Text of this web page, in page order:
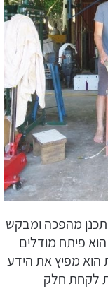
בחור הולנדי צעיר בן 27 מתכנן מהפכה ומבקש
פיתח מודלים
הוא מפיץ את הידע
לקחת חלק